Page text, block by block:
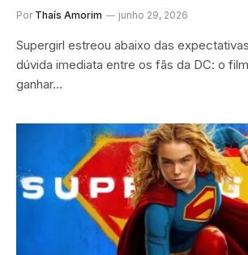
Por Thaís Amorim junho 29, 2026
Supergirl estreou abaixo das
dúvida imediata entre os fãs da DC: o
ganhar…